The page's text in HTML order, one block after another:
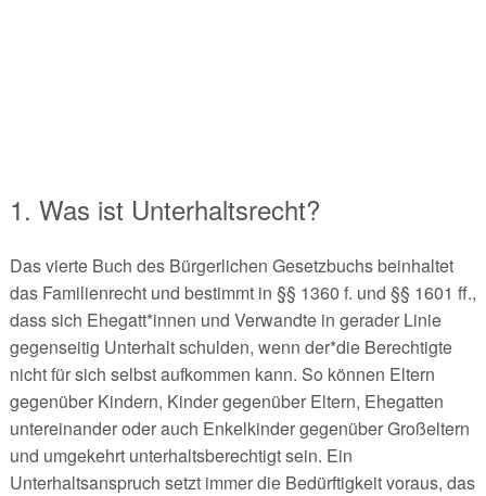
1. Was ist Unterhaltsrecht?
Das vierte Buch des Bürgerlichen Gesetzbuchs beinhaltet
das Familienrecht und bestimmt in §§ 1360 f. und §§ 1601 ff.,
dass sich Ehegatt*innen und Verwandte in gerader Linie
gegenseitig Unterhalt schulden, wenn der*die Berechtigte
nicht für sich selbst aufkommen kann. So können Eltern
gegenüber Kindern, Kinder gegenüber Eltern, Ehegatten
untereinander oder auch Enkelkinder gegenüber Großeltern
und umgekehrt unterhaltsberechtigt sein. Ein
Unterhaltsanspruch setzt immer die Bedürftigkeit voraus, das